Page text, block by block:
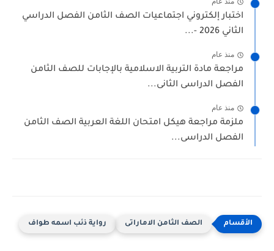
اختبار إلكتروني اجتماعيات الصف الثامن الفصل الدراسي
الثاني 2026 -...
منذ عام
مراجعة مادة التربية الاسلامية بالإجابات للصف الثامن
الفصل الدراسى الثانى...
منذ عام
ملزمة مراجعة هيكل امتحان اللغة العربية الصف الثامن
الفصل الدراسى...
الصف الثامن الاماراتى رواية ذئب اسمه طواف